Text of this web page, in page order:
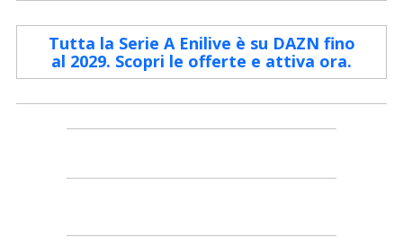
Tutta la Serie A Enilive è su DAZN fino
al 2029. Scopri le offerte e attiva ora.